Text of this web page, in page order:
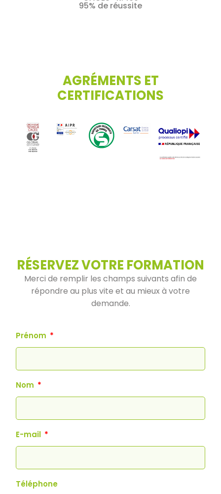
95% de réussite
AGRÉMENTS ET
CERTIFICATIONS
RÉSERVEZ VOTRE FORMATION
Merci de remplir les champs suivants afin de
répondre au plus vite et au mieux à votre
demande.
Prénom
Nom
E-mail
Téléphone